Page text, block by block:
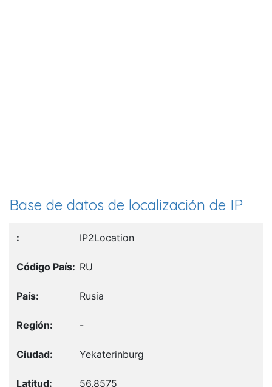
Base de datos de localización de IP
IP2Location
RU
Rusia
-
Yekaterinburg
56,8575